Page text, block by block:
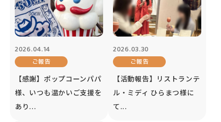
2026.04.14
ご報告
【感謝】ポップコーンパパ
様、いつも温かいご支援を
あり...
2026.03.30
ご報告
【活動報告】リストランテ
ル・ミディ ひらまつ様に
て...